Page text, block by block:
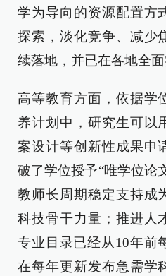
学为导向的资源配置方
探索，淡化竞争、减少
续落地，并已在各地全面
高等教育方面，依据学
养计划中，研究生可以
案设计等创新性成果申
破了学位授予“唯学位论
教师长周期稳定支持成
科技骨干力量；推进人
专业目录已经从10年前
在每年更新发布急需学